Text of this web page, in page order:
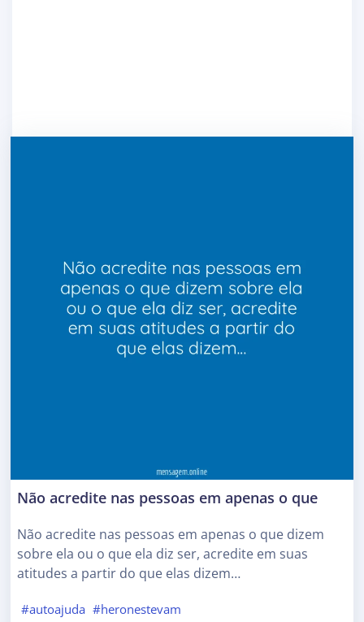
Não acredite nas pessoas em apenas o que
Não acredite nas pessoas em apenas o que dizem
sobre ela ou o que ela diz ser, acredite em suas
atitudes a partir do que elas dizem…
#autoajuda #heronestevam